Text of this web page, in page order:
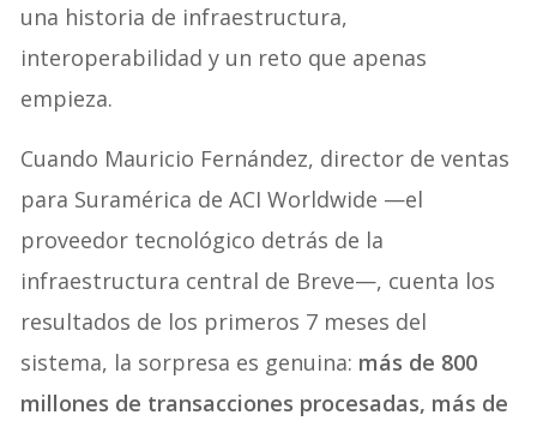
una historia de infraestructura,
interoperabilidad y un reto que apenas
empieza.
Cuando Mauricio Fernández, director de ventas
para Suramérica de ACI Worldwide —el
proveedor tecnológico detrás de la
infraestructura central de Breve—, cuenta los
resultados de los primeros 7 meses del
sistema, la sorpresa es genuina: más de 800
millones de transacciones procesadas, más de